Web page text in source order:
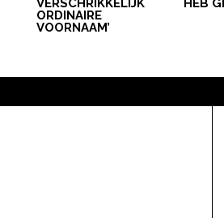
VERSCHRIKKELIJK
ORDINAIRE
VOORNAAM’
HEB